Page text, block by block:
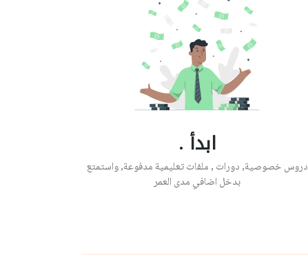
ابدأ .
دروس خصوصية, دورات , ملفات تعليمية مدفوعة, واستمتع
بدخل اضافي مدى العمر